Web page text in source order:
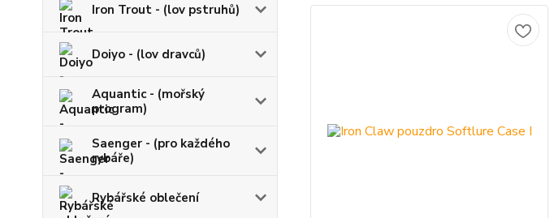
Iron Trout - (lov pstruhů)
Doiyo - (lov dravců)
Aquantic - (mořský
program)
Saenger - (pro každého
rybáře)
Rybářské oblečení